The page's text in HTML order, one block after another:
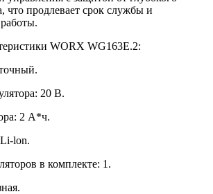
что продлевает срок службы и
WORX WG163E.2:
20 В.
2 А*ч.
lon.
в комплекте: 1.